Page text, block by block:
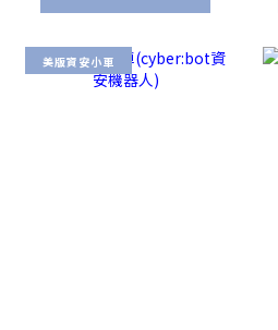
美版資安小車